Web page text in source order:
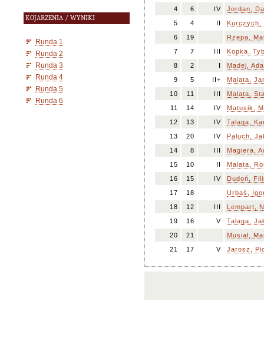
KOJARZENIA / WYNIKI
Runda 1
Runda 2
Runda 3
Runda 4
Runda 5
Runda 6
4
6 IV
Jordan,
5
4 II
Kurczych,
6
19
Rzepa,
7
7 III
Kopka,
8
2 I
Madej,
9
5 II+
Malata,
10
11 III
Malata,
11
14 IV
Matusik,
12
13 IV
Talaga,
13
20 IV
Paluch,
14
8 III
Magiera,
15
10 II
Malata,
16
15 IV
Dudoń,
17
18
Urbaś,
18
12 III
Lempart,
19
16 V
Talaga,
20
21
Musiał,
21
17 V Jarosz,